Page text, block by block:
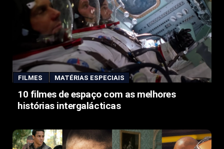
FILMES MATÉRIAS ESPECIAIS
10 filmes de espaço com as melhores
histórias intergalácticas